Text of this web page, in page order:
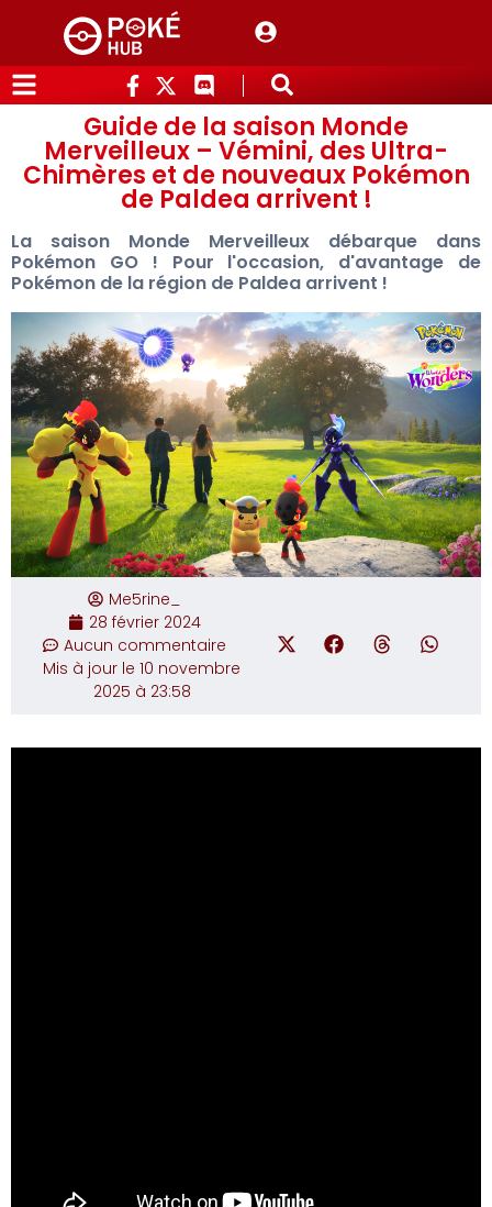
Guide de la saison Monde
Merveilleux – Vémini, des Ultra-
Chimères et de nouveaux Pokémon
de Paldea arrivent !
La saison Monde Merveilleux débarque dans
Pokémon GO ! Pour l'occasion, d'avantage de
Pokémon de la région de Paldea arrivent !
Me5rine_
28 février 2024
Aucun commentaire
Mis à jour le 10 novembre
2025 à 23:58